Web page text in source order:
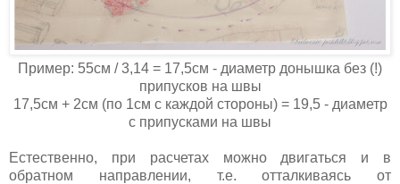
Пример: 55см / 3,14 = 17,5см - диаметр донышка без (!)
припусков на швы
17,5см + 2см (по 1см с каждой стороны) = 19,5 - диаметр
с припусками на швы
Естественно, при расчетах можно двигаться и в
обратном направлении, т.е. отталкиваясь от